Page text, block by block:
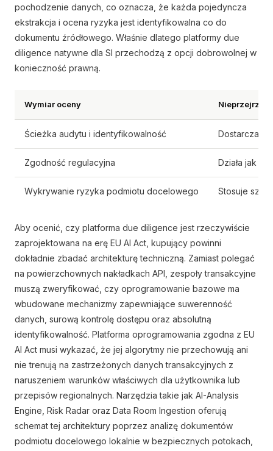
pochodzenie danych, co oznacza, że każda pojedyncza
ekstrakcja i ocena ryzyka jest identyfikowalna co do
dokumentu źródłowego. Właśnie dlatego platformy due
diligence natywne dla SI przechodzą z opcji dobrowolnej w
konieczność prawną.
Wymiar oceny
Ścieżka audytu i identyfikowalność Dostarcza
Zgodność regulacyjna Działa jak
Wykrywanie ryzyka podmiotu docelowego Stosuje
Aby ocenić, czy platforma due diligence jest rzeczywiście
zaprojektowana na erę EU AI Act, kupujący powinni
dokładnie zbadać architekturę techniczną. Zamiast polegać
na powierzchownych nakładkach API, zespoły transakcyjne
muszą zweryfikować, czy oprogramowanie bazowe ma
wbudowane mechanizmy zapewniające suwerenność
danych, surową kontrolę dostępu oraz absolutną
identyfikowalność. Platforma oprogramowania zgodna z EU
AI Act musi wykazać, że jej algorytmy nie przechowują ani
nie trenują na zastrzeżonych danych transakcyjnych z
naruszeniem warunków właściwych dla użytkownika lub
przepisów regionalnych. Narzędzia takie jak AI-Analysis
Engine, Risk Radar oraz Data Room Ingestion oferują
schemat tej architektury poprzez analizę dokumentów
podmiotu docelowego lokalnie w bezpiecznych potokach,